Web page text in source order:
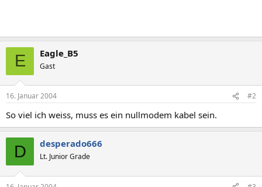
E Eagle_B5
Gast
16. Januar 2004 #2
So viel ich weiss, muss es ein nullmodem kabel sein.
D desperado666
Lt. Junior Grade